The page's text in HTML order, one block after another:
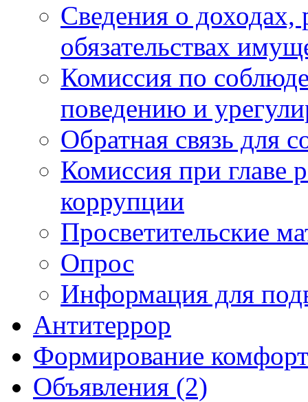
Сведения о доходах,
обязательствах
Комиссия по
поведению и
Обратная связь для
Комиссия при главе
коррупции
Просветительские
Опрос
Информация для
Антитеррор
Формирование
Объявления (2)